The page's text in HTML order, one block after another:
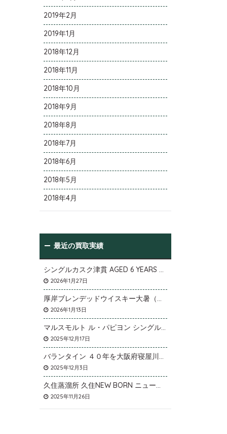
2019年2月
2019年1月
2018年12月
2018年11月
2018年10月
2018年9月
2018年8月
2018年7月
2018年6月
2018年5月
2018年4月
最近の買取実績
シングルカスク津貫 AGED 6 YEARS Cask No.T12を大阪府枚方市のお客様より店頭買取いたしました。
2026年1月27日
厚岸ブレンデッドウイスキー大暑（たいしょ）を大阪府寝屋川市のお客様より店頭買取いたしました。
2026年1月13日
マルスモルト ル・パピヨン シングルカスク アイノミドリシジミを大阪府枚方市のお客様より店頭買取いたしました。
2025年12月17日
バランタイン ４０年を大阪府寝屋川市のお客様より店頭買取いたしました。
2025年12月3日
久住蒸溜所 久住NEW BORN ニューボーンを石川県石川市のお客様より宅配買取いたしました。
2025年11月26日